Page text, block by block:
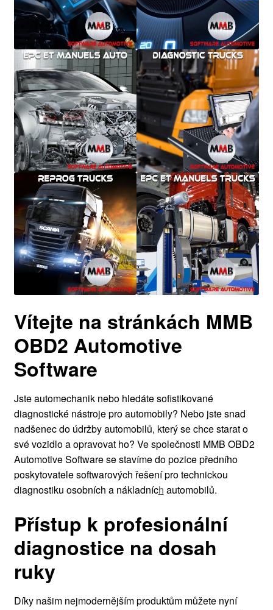
Vítejte na stránkách MMB
OBD2 Automotive
Software
Jste automechanik nebo hledáte sofistikované
diagnostické nástroje pro automobily? Nebo jste snad
nadšenec do údržby automobilů, který se chce starat o
své vozidlo a opravovat ho? Ve společnosti MMB OBD2
Automotive Software se stavíme do pozice předního
poskytovatele softwarových řešení pro technickou
diagnostiku osobních a nákladních automobilů.
Přístup k profesionální
diagnostice na dosah
ruky
Díky našim nejmodernějším produktům můžete nyní